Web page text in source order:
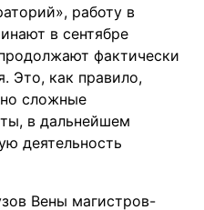
работу в
в сентябре
фактически
Это, как правило,
сложные
в дальнейшем
деятельность
Вены магистров-